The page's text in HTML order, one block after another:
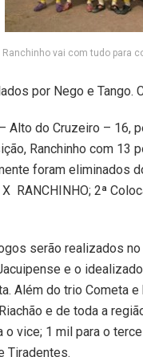
Ranchinho vai com tudo para
por Nego e Tango.
do Cruzeiro – 16,
Ranchinho com 13
foram eliminados
RANCHINHO; 2ª
serão realizados
e o
Além do trio Cometa e
e de toda a
o vice; 1 mil para o
Tiradentes.